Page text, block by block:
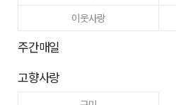
이웃사랑
주간매일
고향사랑